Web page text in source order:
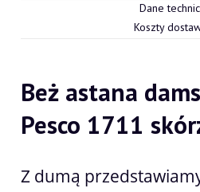
Dane
Koszty
Beż astana
Pesco 1711
Z dumą